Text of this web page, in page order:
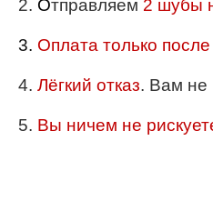
2. Отправляем 2 шубы
3. Оплата только
4. Лёгкий отказ. Вам не
5. Вы ничем не